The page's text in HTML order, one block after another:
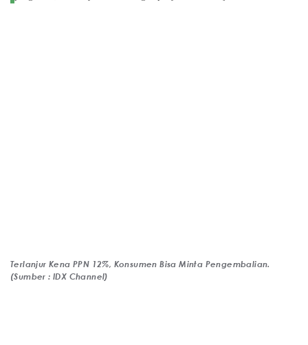
Terlanjur Kena PPN 12%, Konsumen Bisa Minta Pengembalian.
(Sumber : IDX Channel)